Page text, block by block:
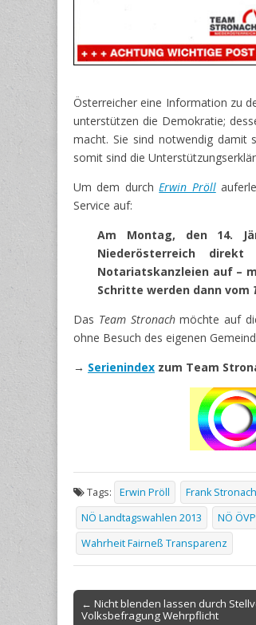
Österreicher eine Information zu
unterstützen die Demokratie;
macht. Sie sind notwendig damit
somit sind die
Um dem durchErwin Pröll
Service auf:
Am Montag, den 14.
Niederösterreich
Notariatskanzleien auf –
Schritte werden dann vom
Das Team Stronachmöchte auf
ohne Besuch des eigenen
→ Serienindex zum Team
Tags: Erwin Pröll Frank Stronach
NÖ Landtagswahlen 2013
NÖ ÖVP
Wahrheit Fairneß Transparenz
Post
navigation
← Nicht blenden lassen durch
Volksbefragung Wehrpflicht